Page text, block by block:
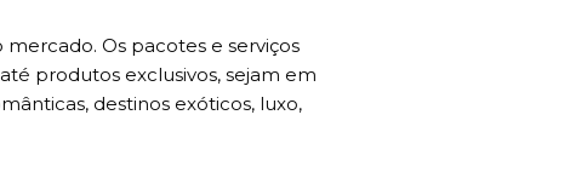
Os pacotes e serviços
produtos exclusivos, sejam em
destinos exóticos, luxo,